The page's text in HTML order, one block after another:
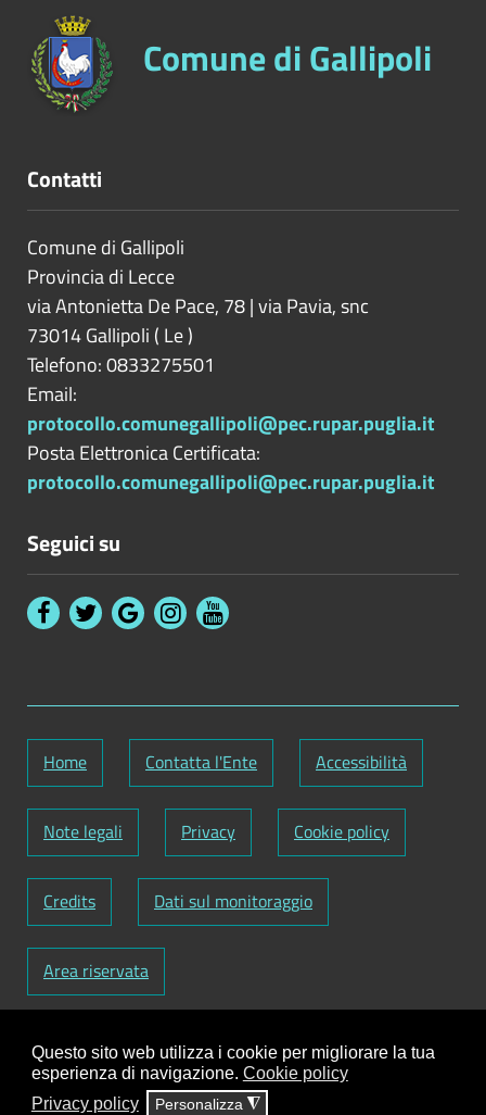
Questo sito web utilizza i cookie per migliorare la tua
esperienza di navigazione. Cookie policy
Privacy policy
Personalizza ◮
Comune di Gallipoli
Contatti
Comune di Gallipoli
Provincia di Lecce
via Antonietta De Pace, 78 | via Pavia, snc
73014Gallipoli ( Le)
Telefono: 0833275501
Email:
protocollo.comunegallipoli@pec.rupar.puglia.it
Posta Elettronica Certificata:
protocollo.comunegallipoli@pec.rupar.puglia.it
Seguici su
Home Contatta l'Ente Accessibilità
Note legali Privacy Cookie policy
Credits Dati sul monitoraggio
Area riservata
Codice Fiscale: 82000090751-Partita IVA:
01129720759-Codice Fatturazione elettronica:
UFY1HC